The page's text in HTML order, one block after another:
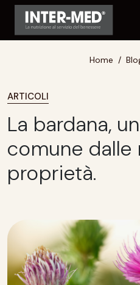
Home
ARTICOLI
La bardana,
comune dalle
proprietà.